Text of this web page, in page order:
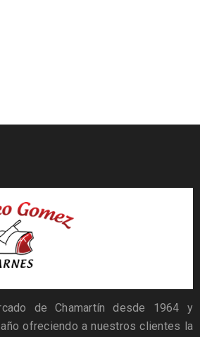
de Chamartín desde 1964 y
ofreciendo a nuestros clientes la